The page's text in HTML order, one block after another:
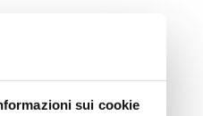
sui cookie